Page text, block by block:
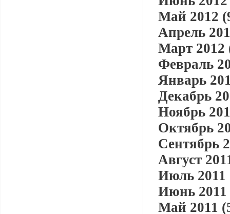
Май 2012
Апрель
Март 2012
Февраль
Январь
Декабрь
Ноябрь
Октябрь
Сентябрь
Август
Июль 2011
Июнь 2011
Май 2011